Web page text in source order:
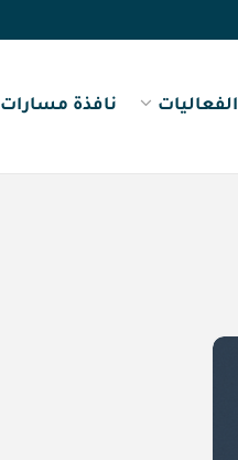
الفعاليات نافذة مسارات